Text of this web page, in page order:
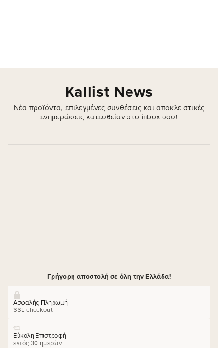
Kallist News
Νέα προϊόντα, επιλεγμένες συνθέσεις και αποκλειστικές
ενημερώσεις κατευθείαν στο inbox σου!
Γρήγορη αποστολή σε όλη την Ελλάδα!
Ασφαλής Πληρωμή
SSL checkout
Εύκολη Επιστροφή
εντός 30 ημερών